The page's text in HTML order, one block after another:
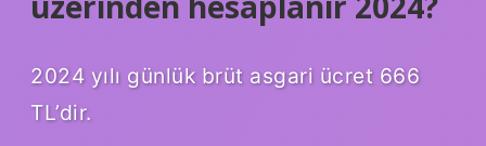
2024 yılı günlük brüt asgari ücret 666
TL’dir.